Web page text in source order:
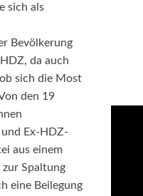
sich als
Bevölkerung
da auch
sich die Most
den 19
Ex-HDZ-
aus einem
Spaltung
eine Beilegung